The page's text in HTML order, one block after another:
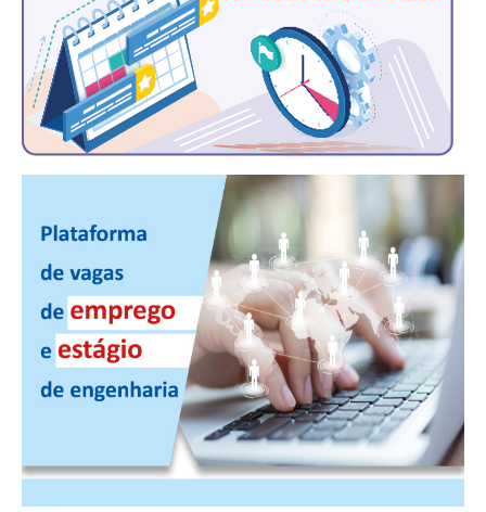
CONSÓRCIOS
CAMPANHAS SALARIAIS
COMUNICAÇÃO
PALAVRA DO MURILO
JORNAL DO ENGENHEIRO
AGENDA
SEESP NOTÍCIAS
NOTÍCIAS NO WHATSAPP
FOTOS